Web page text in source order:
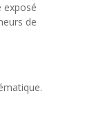
exposé
de